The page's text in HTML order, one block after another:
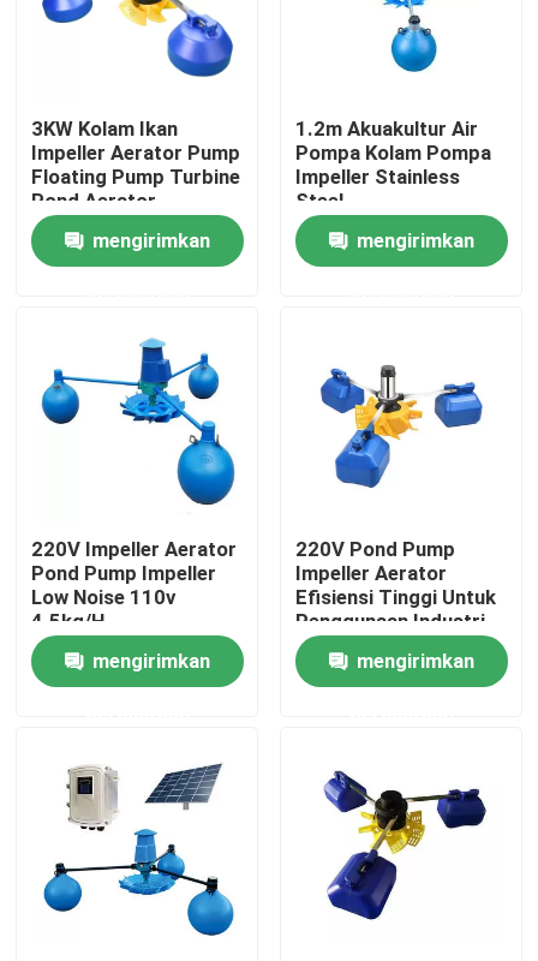
Rumah
Video
Tur Pabrik
Kontrol kualitas
Permintaan Penawaran
Aerator Roda Paddle Wheel
3KW Kolam Ikan
Impeller Aerator Pump
Floating Pump Turbine
Pond Aerator
4.5KGO/H
mengirimkan
1.2m Akuakultur Air
Pompa Kolam Pompa
Impeller Stainless
Steel
mengirimkan
220V Impeller Aerator
Pond Pump Impeller
Low Noise 110v
4.5kg/H
mengirimkan
220V Pond Pump
Impeller Aerator
Efisiensi Tinggi Untuk
Penggunaan Industri
mengirimkan